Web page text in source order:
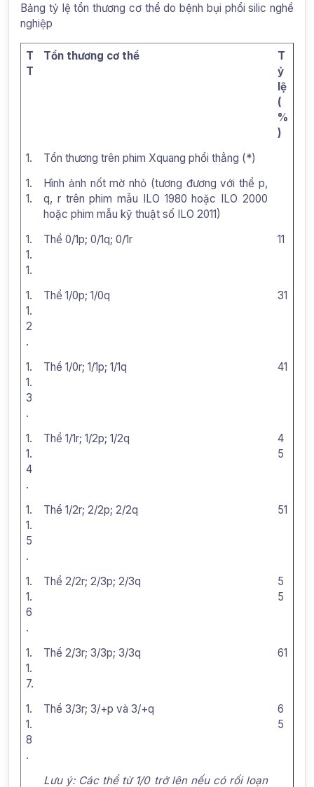
Bảng tỷ lệ tổn thương cơ thể do bệnh bụi phổi silic nghề
nghiệp
T
T
Tổn thương cơ thể
T
ỷ
lệ
(
%
)
1.
Tổn thương trên phim Xquang phổi thẳng (*)
1.
1.
Hình ảnh nốt mờ nhỏ (tương đương với thể p,
q, r trên phim mẫu ILO 1980 hoặc ILO 2000
hoặc phim mẫu kỹ thuật số ILO 2011)
1.
1.
1.
Thể 0/1p; 0/1q; 0/1r 11
1.
1.
2
.
Thể 1/0p; 1/0q 31
1.
1.
3
.
Thể 1/0r; 1/1p; 1/1q 41
1.
1.
4
.
Thể 1/1r; 1/2p; 1/2q
4
5
1.
1.
5
.
Thể 1/2r; 2/2p; 2/2q 51
1.
1.
6
.
Thể 2/2r; 2/3p; 2/3q
5
5
1.
1.
7.
Thể 2/3r; 3/3p; 3/3q 61
1.
1.
8
.
Thể 3/3r; 3/+p và 3/+q
6
5
Lưu ý: Các thể từ 1/0 trở lên nếu có rối loạn